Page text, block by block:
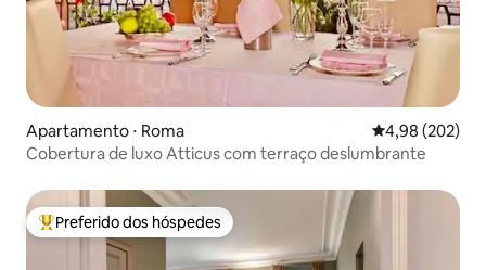
Apartamento ⋅ Roma 4,98 de uma
4,98 (202)
Cobertura de luxo Atticus com terraço deslumbrante
Entre os melhores preferidos dos hóspedes
Preferido dos hóspedes